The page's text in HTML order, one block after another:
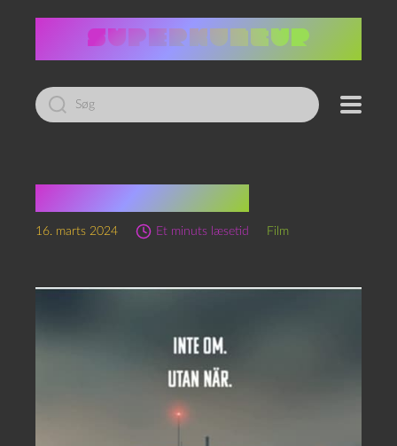
Led
efter:
16. marts 2024 Et minuts læsetid Film